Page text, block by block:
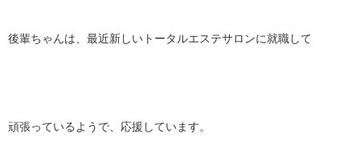
後輩ちゃんは、最近新しいトータルエステサロンに就職して
頑張っているようで、応援しています。